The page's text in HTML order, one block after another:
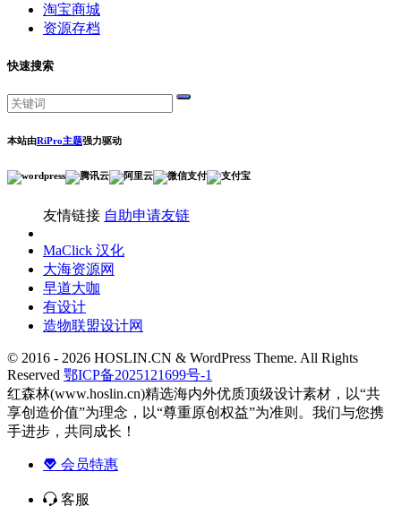
淘宝商城
资源存档
快速搜索
本站由RiPro主题强力驱动
友情链接 自助申请友链
MaClick 汉化
大海资源网
早道大咖
有设计
造物联盟设计网
© 2016 - 2026 HOSLIN.CN & WordPress Theme. All Rights
Reserved 鄂ICP备2025121699号-1
红森林(www.hoslin.cn)精选海内外优质顶级设计素材，以“共
享创造价值”为理念，以“尊重原创权益”为准则。我们与您携
手进步，共同成长！
会员特惠
客服